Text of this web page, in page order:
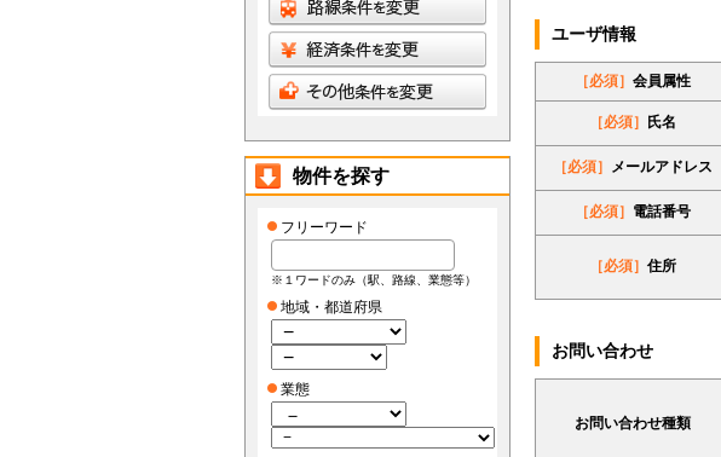
ユーザ情報
［必須］ 会員属性
［必須］ 氏名
［必須］ メールアドレス
［必須］ 電話番号
［必須］ 住所
お問い合わせ
お問い合わせ種類
物件を探す
フリーワード
※１ワードのみ（駅、路線、業態等）
地域・都道府県
業態